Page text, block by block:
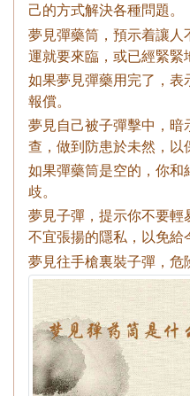
己的方式解決各種問題。
夢見彈藥筒，預示着讓人
運就要來臨，或已經緊緊
如果夢見彈藥用完了，表
報償。
夢見自己被子彈擊中，
查，做到防患於未然，以
如果彈藥筒是空的，你和
歧。
夢見子彈，提示你不要
不宜張揚的隱私，以免給
夢見往手槍裏裝子彈，危